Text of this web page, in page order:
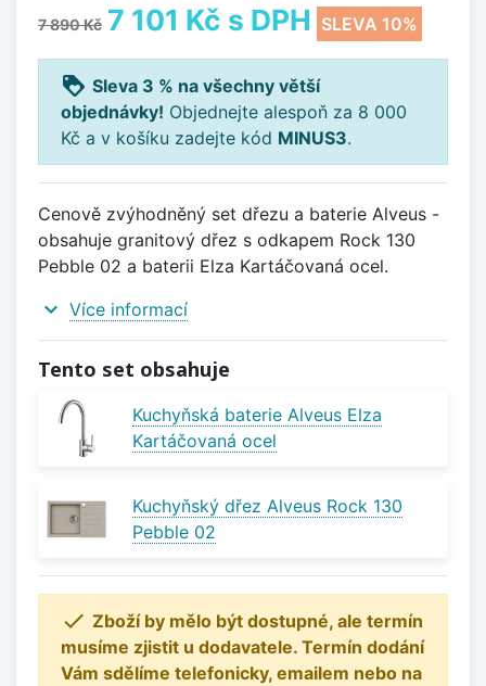
7 890 Kč 7 101 Kč s DPH SLEVA 10%
loyalty Sleva 3 % na všechny větší
objednávky! Objednejte alespoň za 8 000
Kč a v košíku zadejte kód MINUS3.
Cenově zvýhodněný set dřezu a baterie Alveus -
obsahuje granitový dřez s odkapem Rock 130
Pebble 02 a baterii Elza Kartáčovaná ocel.
expand_more Více informací
Tento set obsahuje
Kuchyňská baterie Alveus Elza
Kartáčovaná ocel
Kuchyňský dřez Alveus Rock 130
Pebble 02
 Zboží by mělo být dostupné, ale termín
musíme zjistit u dodavatele. Termín dodání
Vám sdělíme telefonicky, emailem nebo na